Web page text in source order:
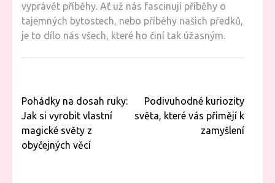
vyprávět příběhy. Ať už nás fascinují příběhy o
tajemných bytostech, nebo příběhy našich předků,
je to dílo nás všech, které ho činí tak úžasným.
Navigace
pro
příspěvek
Pohádky na dosah ruky:
Jak si vyrobit vlastní
magické světy z
obyčejných věcí
Podivuhodné kuriozity
světa, které vás přimějí k
zamyšlení